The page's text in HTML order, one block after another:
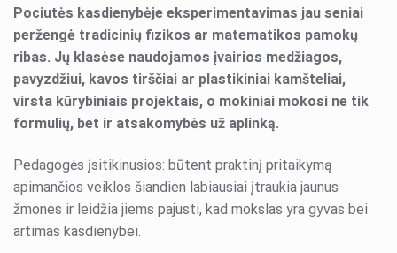
Neformalusis švietimas
Kvalifikacijos mokymai
Tvari mokykla 2030
Airtech
Projektai
Stovyklos ir edukacijos
Draugiškas internetas
Pociutės kasdienybėje eksperimentavimas jau seniai
peržengė tradicinių fizikos ar matematikos pamokų
ribas. Jų klasėse naudojamos įvairios medžiagos,
pavyzdžiui, kavos tirščiai ar plastikiniai kamšteliai,
virsta kūrybiniais projektais, o mokiniai mokosi ne tik
formulių, bet ir atsakomybės už aplinką.
Pedagogės įsitikinusios: būtent praktinį pritaikymą
apimančios veiklos šiandien labiausiai įtraukia jaunus
žmones ir leidžia jiems pajusti, kad mokslas yra gyvas bei
artimas kasdienybei.